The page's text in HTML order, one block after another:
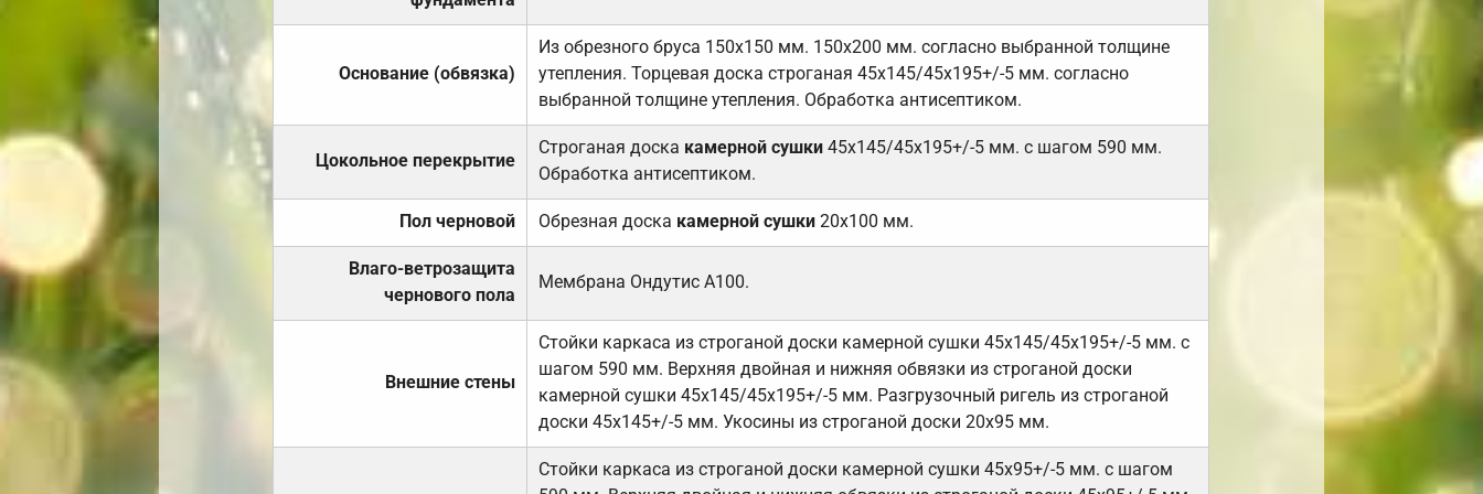
Основание (обвязка)
Из обрезного бруса 150х150 мм. 150х200 мм. согласно выбранной толщине
утепления. Торцевая доска строганая 45х145/45х195+/-5 мм. согласно
выбранной толщине утепления. Обработка антисептиком.
Цокольное перекрытие
Строганая доска камерной сушки 45х145/45х195+/-5 мм. с шагом 590 мм.
Обработка антисептиком.
Пол черновой Обрезная доска камерной сушки20х100 мм.
Влаго-ветрозащита
чернового пола
Мембрана Ондутис А100.
Внешние стены
Стойки каркаса из строганой доски камерной сушки 45х145/45х195+/-5 мм. с
шагом 590 мм. Верхняя двойная и нижняя обвязки из строганой доски
камерной сушки 45х145/45х195+/-5 мм. Разгрузочный ригель из строганой
доски 45х145+/-5 мм. Укосины из строганой доски 20х95 мм.
Стойки каркаса из строганой доски камерной сушки 45х95+/-5 мм. с шагом